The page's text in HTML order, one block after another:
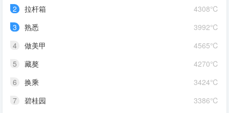
4308℃
2
拉杆箱
3992℃
3
熟悉
4565℃
4
做美甲
4270℃
5
藏獒
3424℃
6
换乘
3386℃
7
碧桂园